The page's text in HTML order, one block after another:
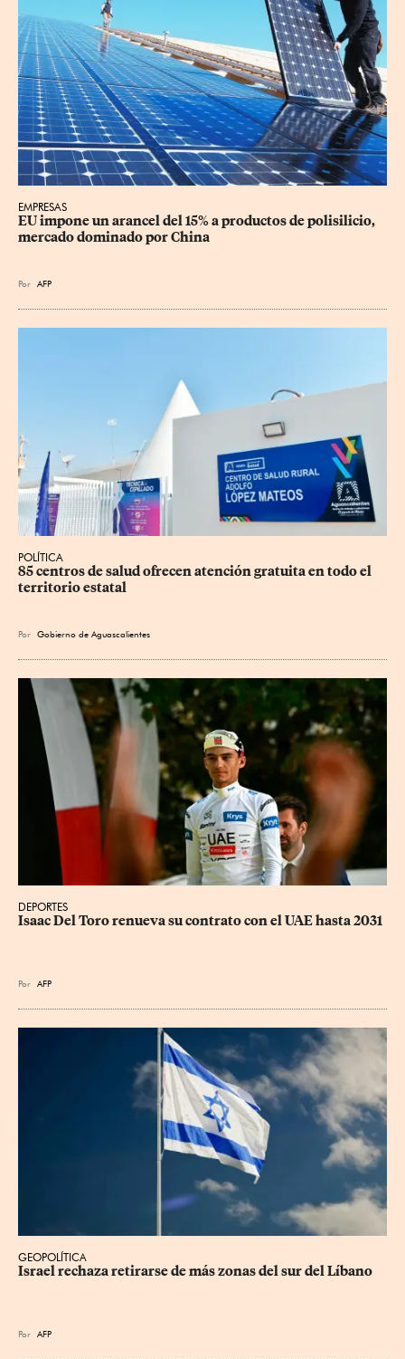
EMPRESAS
EU impone un arancel del 15% a productos de polisilicio,
mercado dominado por China
Por AFP
POLÍTICA
85 centros de salud ofrecen atención gratuita en todo el
territorio estatal
Por Gobierno de Aguascalientes
DEPORTES
Isaac Del Toro renueva su contrato con el UAE hasta 2031
Por AFP
GEOPOLÍTICA
Israel rechaza retirarse de más zonas del sur del Líbano
Por AFP